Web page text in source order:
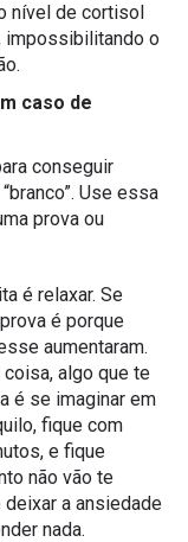
nível de cortisol
impossibilitando o
caso de
conseguir
Use essa
prova ou
é relaxar. Se
é porque
aumentaram.
algo que te
é se imaginar em
fique com
e fique
não vão te
deixar a ansiedade
nada.